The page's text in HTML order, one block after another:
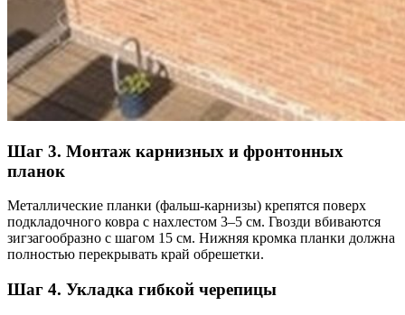
Шаг 3. Монтаж карнизных и фронтонных
планок
Металлические планки (фальш-карнизы) крепятся поверх
подкладочного ковра с нахлестом 3–5 см. Гвозди вбиваются
зигзагообразно с шагом 15 см. Нижняя кромка планки должна
полностью перекрывать край обрешетки.
Шаг 4. Укладка гибкой черепицы